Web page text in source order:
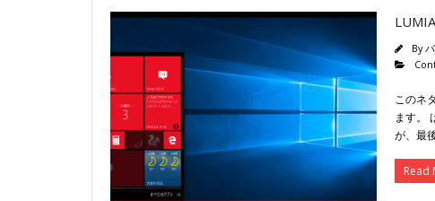
By
このネ
ます。
が、最
Read